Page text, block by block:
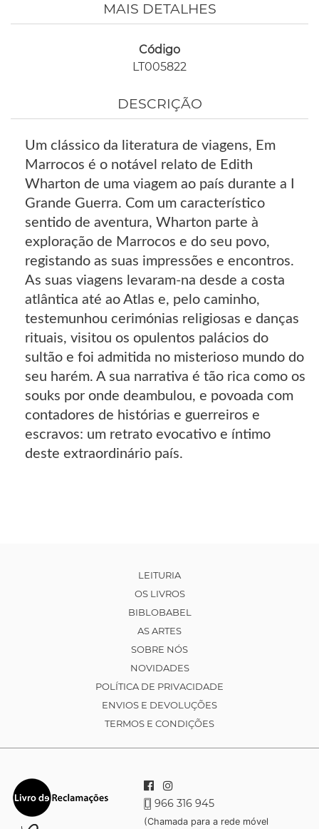
MAIS DETALHES
Código
LT005822
DESCRIÇÃO
Um clássico da literatura de viagens, Em
Marrocos é o notável relato de Edith
Wharton de uma viagem ao país durante a I
Grande Guerra. Com um característico
sentido de aventura, Wharton parte à
exploração de Marrocos e do seu povo,
registando as suas impressões e encontros.
As suas viagens levaram-na desde a costa
atlântica até ao Atlas e, pelo caminho,
testemunhou cerimónias religiosas e danças
rituais, visitou os opulentos palácios do
sultão e foi admitida no misterioso mundo do
seu harém. A sua narrativa é tão rica como os
souks por onde deambulou, e povoada com
contadores de histórias e guerreiros e
escravos: um retrato evocativo e íntimo
deste extraordinário país.
LEITURIA
OS LIVROS
BIBLOBABEL
AS ARTES
SOBRE NÓS
NOVIDADES
POLÍTICA DE PRIVACIDADE
ENVIOS E DEVOLUÇÕES
TERMOS E CONDIÇÕES
966 316 945
(Chamada para a rede móvel